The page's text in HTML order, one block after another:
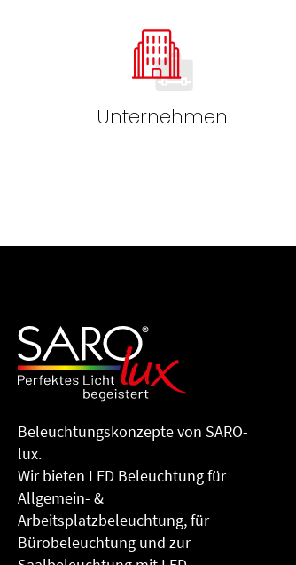
Unternehmen
Beleuchtungs­konzepte von SARO-
lux.
Wir bieten LED Beleuchtung für
Allgemein- &
Arbeitsplatzbeleuchtung, für
Büro­beleuchtung und zur